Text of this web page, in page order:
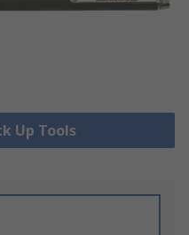
Up Tools